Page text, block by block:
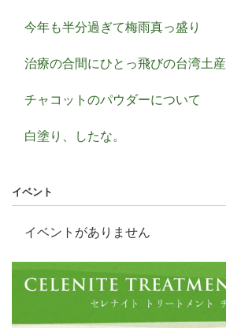
今年も半分過ぎて梅雨真っ盛り
治療の合間にひとっ飛びの台湾土産
チャコットのパウダーについて
白塗り、したな。
イベント
イベントがありません